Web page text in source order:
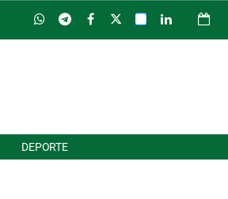
DEPORTE